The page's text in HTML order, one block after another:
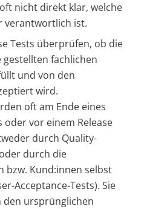
nicht direkt klar, welche
verantwortlich ist.
Tests überprüfen, ob die
gestellten fachlichen
und von den
wird.
oft am Ende eines
oder vor einem Release
durch Quality-
durch die
bzw. Kund:innen selbst
Acceptance-Tests). Sie
ursprünglichen